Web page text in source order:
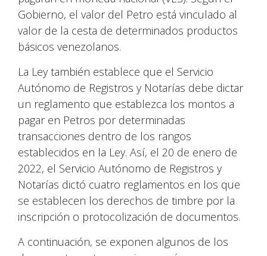
Gobierno, el valor del Petro está vinculado al
valor de la cesta de determinados productos
básicos venezolanos.
La Ley también establece que el Servicio
Autónomo de Registros y Notarías debe dictar
un reglamento que establezca los montos a
pagar en Petros por determinadas
transacciones dentro de los rangos
establecidos en la Ley. Así, el 20 de enero de
2022, el Servicio Autónomo de Registros y
Notarías dictó cuatro reglamentos en los que
se establecen los derechos de timbre por la
inscripción o protocolización de documentos.
A continuación, se exponen algunos de los